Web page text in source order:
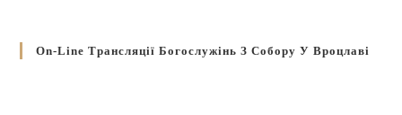
On-Line Трансляції Богослужінь З Собору У Вроцлаві